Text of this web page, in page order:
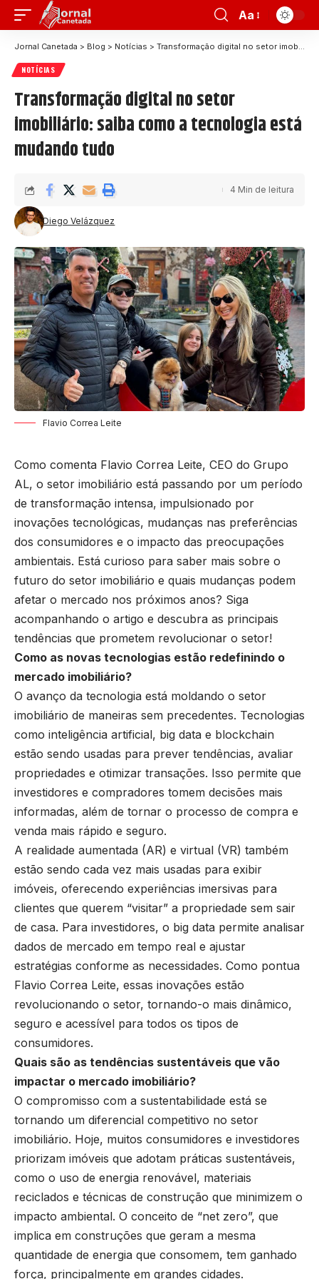
Aa
Jornal Canetada > Blog > Notícias > Transformação digital no setor imobiliário: saiba como a tecnologia está mudando tudo
NOTÍCIAS
Transformação digital no setor
imobiliário: saiba como a tecnologia está
mudando tudo
Diego Velázquez
4 Min de leitura
Flavio Correa Leite
Como comenta Flavio Correa Leite, CEO do Grupo
AL, o setor imobiliário está passando por um período
de transformação intensa, impulsionado por
inovações tecnológicas, mudanças nas preferências
dos consumidores e o impacto das preocupações
ambientais. Está curioso para saber mais sobre o
futuro do setor imobiliário e quais mudanças podem
afetar o mercado nos próximos anos? Siga
acompanhando o artigo e descubra as principais
tendências que prometem revolucionar o setor!
Como as novas tecnologias estão redefinindo o
mercado imobiliário?
O avanço da tecnologia está moldando o setor
imobiliário de maneiras sem precedentes. Tecnologias
como inteligência artificial, big data e blockchain
estão sendo usadas para prever tendências, avaliar
propriedades e otimizar transações. Isso permite que
investidores e compradores tomem decisões mais
informadas, além de tornar o processo de compra e
venda mais rápido e seguro.
A realidade aumentada (AR) e virtual (VR) também
estão sendo cada vez mais usadas para exibir
imóveis, oferecendo experiências imersivas para
clientes que querem “visitar” a propriedade sem sair
de casa. Para investidores, o big data permite analisar
dados de mercado em tempo real e ajustar
estratégias conforme as necessidades. Como pontua
Flavio Correa Leite, essas inovações estão
revolucionando o setor, tornando-o mais dinâmico,
seguro e acessível para todos os tipos de
consumidores.
Quais são as tendências sustentáveis que vão
impactar o mercado imobiliário?
O compromisso com a sustentabilidade está se
tornando um diferencial competitivo no setor
imobiliário. Hoje, muitos consumidores e investidores
priorizam imóveis que adotam práticas sustentáveis,
como o uso de energia renovável, materiais
reciclados e técnicas de construção que minimizem o
impacto ambiental. O conceito de “net zero”, que
implica em construções que geram a mesma
quantidade de energia que consomem, tem ganhado
força, principalmente em grandes cidades.